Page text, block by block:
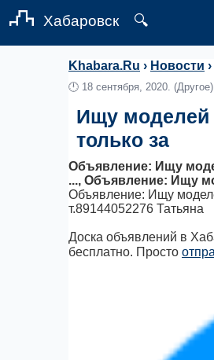
Хабаровск 🔍
Khabara.Ru › Новости ›
🕛 18 сентября, 2020. (Другое)
Ищу моделей
только за
Объявление: Ищу
..., Объявление: Ищу
Объявление: Ищу
т.89144052276 Татьяна
Доска объявлений в
бесплатно. Просто